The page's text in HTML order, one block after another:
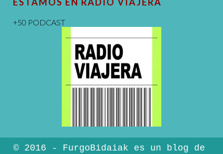
+50 PODCAST
© 2016 - FurgoBidaiak es un blog de